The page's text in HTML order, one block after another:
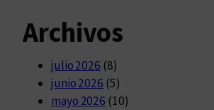
Archivos
julio 2026 (8)
junio 2026 (5)
mayo 2026 (10)